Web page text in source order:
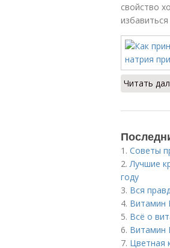
свойство
Читать
1. Советы
2.Лучшие
году
3. Вся
4. Витамин
5. Всё о
6. Витамин
7. Цветная